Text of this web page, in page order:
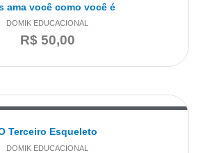
ama você como você é
DOMIK EDUCACIONAL
R$50,00
Terceiro Esqueleto
DOMIK EDUCACIONAL